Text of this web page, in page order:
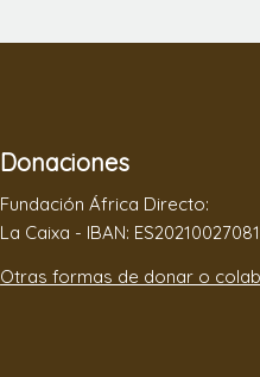
Donaciones
Fundación África Directo:
La Caixa - IBAN:
Otras formas de donar o